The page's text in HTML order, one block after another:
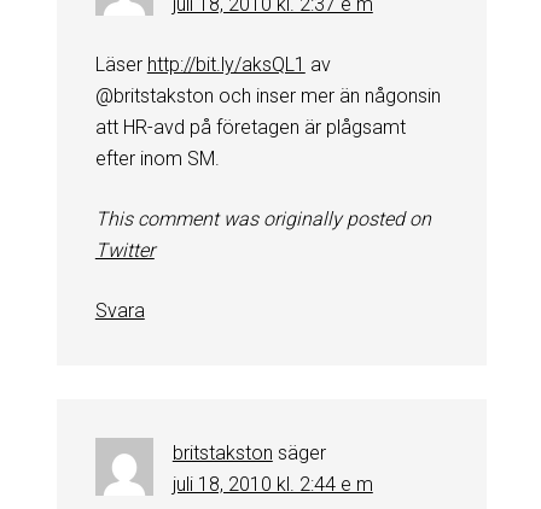
Läser http://bit.ly/aksQL1 av
@britstakston och inser mer än någonsin
att HR-avd på företagen är plågsamt
efter inom SM.
This comment was originally posted on
Twitter
Svara
britstakston säger
juli 18, 2010 kl. 2:44 e m